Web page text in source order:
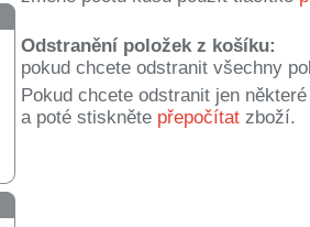
Odstranění položek z košíku:
pokud chcete odstranit všechny
Pokud chcete odstranit jen
a poté stiskněte přepočítat zboží.